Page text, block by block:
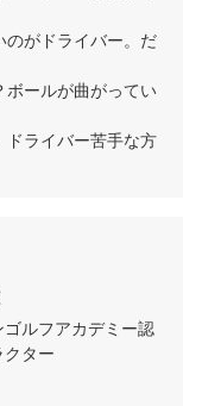
のがドライバー。だ
ボールが曲がってい
ドライバー苦手な方
ゴルフアカデミー認
クター